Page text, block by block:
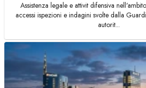
Assistenza legale e attivit difensiva
accessi ispezioni e indagini svolte dalla
autorit...